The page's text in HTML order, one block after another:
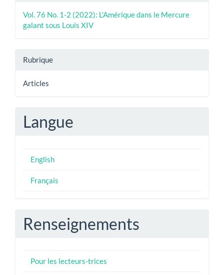
Vol. 76 No. 1-2 (2022): L'Amérique dans le Mercure
galant sous Louis XIV
Rubrique
Articles
Langue
English
Français
Renseignements
Pour les lecteurs-trices